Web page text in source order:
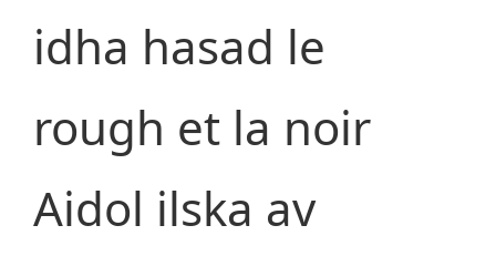
idha hasad le
rough et la noir
Aidol ilska av